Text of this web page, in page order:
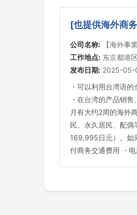
[也提供海外商
公司名称: 【海外事
工作地点: 东京都港区
发布日期: 2025-05-
・可以利用台湾语
・在台湾的产品销
月有大约2周的海外
民、永久居民、配
169,995日元）。如
付商务交通费用 ・